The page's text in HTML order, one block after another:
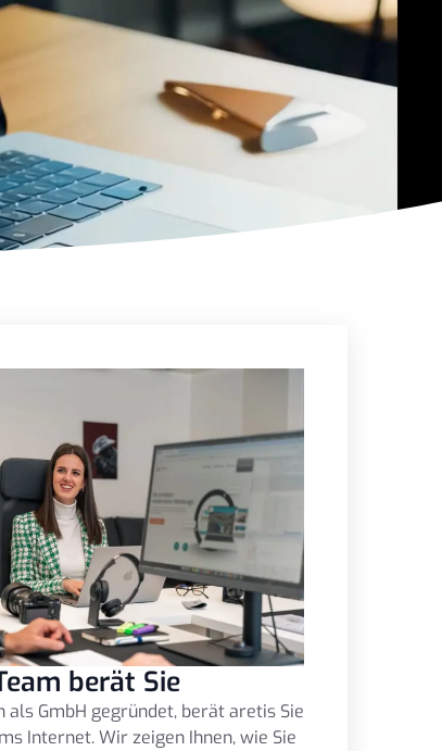
berät Sie
als GmbH gegründet, berät aretis Sie
Internet. Wir zeigen Ihnen, wie Sie